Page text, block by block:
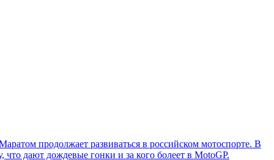
продолжает развиваться в российском мотоспорте. В
дают дождевые гонки и за кого болеет в MotoGP.